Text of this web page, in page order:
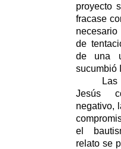
proyecto
fracase
de
de una
sucumbió
Las
Jesús
negativo,
el
relato se